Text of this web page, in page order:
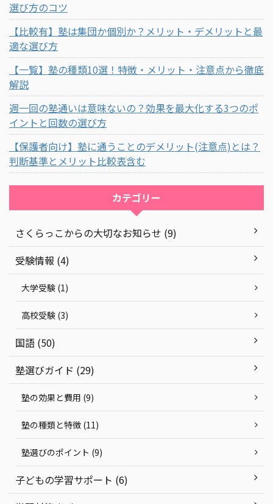
選び方のコツ
【比較有】塾は集団か個別か？メリット・デメリットと最
適な選び方
【一覧】塾の種類10選！特徴・メリット・注意点から徹底
解説
週一回の塾通いは意味ないの？効果を最大化する3つのポ
イントと回数の選び方
【保護者向け】塾に通うことのデメリット(注意点)とは？
判断基準とメリット比較表含む
カテゴリー
さくらっこからの大切なお知らせ (9)
受験情報 (4)
大学受験 (1)
高校受験 (3)
国語 (50)
塾選びガイド (29)
塾の効果と費用 (9)
塾の種類と特徴 (11)
塾選びのポイント (9)
子どもの学習サポート (6)